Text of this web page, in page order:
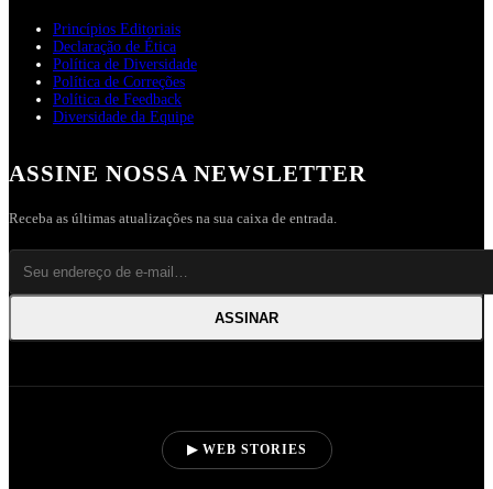
Princípios Editoriais
Declaração de Ética
Política de Diversidade
Política de Correções
Política de Feedback
Diversidade da Equipe
ASSINE NOSSA NEWSLETTER
Receba as últimas atualizações na sua caixa de entrada.
ASSINAR
▶ WEB STORIES